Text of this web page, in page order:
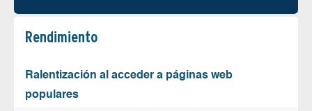
Rendimiento
Ralentización al acceder a páginas web
populares